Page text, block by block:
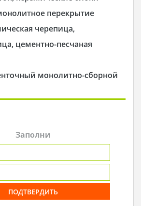
перекрытие
черепица,
цементно-песчаная
монолитно-сборной
Заполни